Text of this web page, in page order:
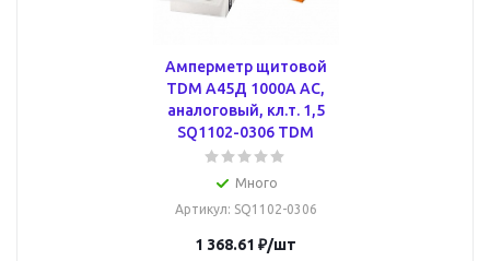
Амперметр щитовой
TDM А45Д 1000А AC,
аналоговый, кл.т. 1,5
SQ1102-0306 TDM
Много
Артикул: SQ1102-0306
1 368.61 ₽/шт